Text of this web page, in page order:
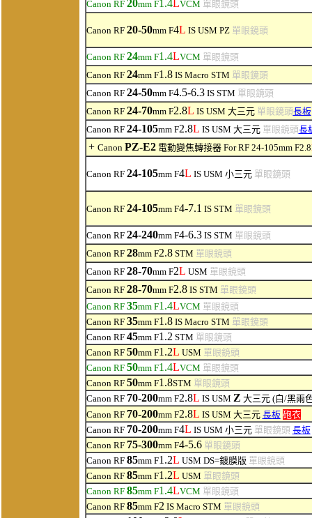
Canon RF 20mm F1.4LVCM 單眼鏡頭
Canon RF 20-50mm F4L IS USM PZ單眼鏡頭
Canon RF 24mm F1.4LVCM 單眼鏡頭
Canon RF 24mm F1.8IS Macro STM 單眼鏡頭
Canon RF 24-50mm F4.5-6.3IS STM 單眼鏡頭
Canon RF 24-70mm F2.8L IS USM 大三元單眼鏡頭長板
Canon RF 24-105mm F2.8L IS USM 大三元單眼鏡頭長
+ Canon PZ-E2電動變焦轉接器 For RF 24-105mm F2.8
Canon RF 24-105mm F4L IS USM 小三元單眼鏡頭
Canon RF 24-105mm F4-7.1 IS STM 單眼鏡頭
Canon RF 24-240mm F4-6.3IS STM 單眼鏡頭
Canon RF 28mm F2.8STM 單眼鏡頭
Canon RF 28-70mm F2L USM 單眼鏡頭
Canon RF 28-70mm F2.8IS STM 單眼鏡頭
Canon RF 35mm F1.4LVCM 單眼鏡頭
Canon RF 35mm F1.8IS Macro STM 單眼鏡頭
Canon RF 45mm F1 .2STM 單眼鏡頭
Canon RF 50mm F1.2L USM 單眼鏡頭
Canon RF 50mm F1.4LVCM 單眼鏡頭
Canon RF 50mm F1.8STM 單眼鏡頭
Canon RF 70-200mm F2.8L IS USM Z 大三元 (白/黑兩
Canon RF 70-200mm F2.8L IS USM 大三元 長板 砲衣
Canon RF 70-200mm F4L IS USM 小三元單眼鏡頭 長板
Canon RF 75-300mm F4-5.6單眼鏡頭
Canon RF 85mm F1.2L USM DS=鍍膜版 單眼鏡頭
Canon RF 85mm F1.2L USM 單眼鏡頭
Canon RF 85mm F1.4LVCM 單眼鏡頭
Canon RF 85mm F2IS Macro STM 單眼鏡頭